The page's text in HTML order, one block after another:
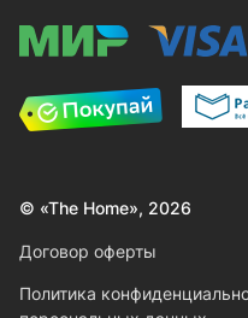
© «The Home», 2026
Договор оферты
Политика